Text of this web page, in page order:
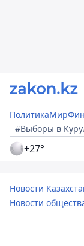
ПолитикаМир
#Выборы в
+27°
Новости
Новости